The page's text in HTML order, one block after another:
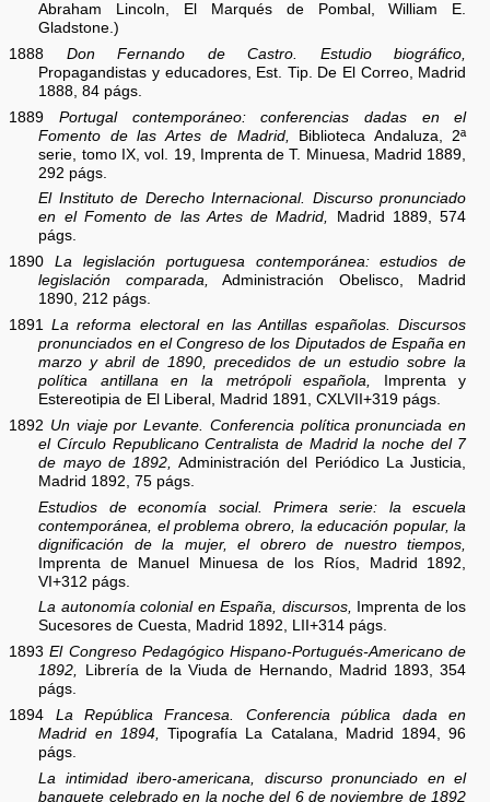
Abraham Lincoln, El Marqués de Pombal, William E.
Gladstone.)
1888 Don Fernando de Castro. Estudio biográfico,
Propagandistas y educadores, Est. Tip. De El Correo, Madrid
1888, 84 págs.
1889 Portugal contemporáneo: conferencias dadas en el
Fomento de las Artes de Madrid,
Biblioteca Andaluza, 2ª
serie, tomo IX, vol. 19, Imprenta de T. Minuesa, Madrid 1889,
292 págs.
El Instituto de Derecho Internacional. Discurso pronunciado
en el Fomento de las Artes de Madrid, Madrid 1889, 574
págs.
1890La legislación portuguesa contemporánea: estudios de
legislación comparada, Administración Obelisco, Madrid
1890, 212 págs.
1891La reforma electoral en las Antillas españolas. Discursos
pronunciados en el Congreso de los Diputados de España en
marzo y abril de 1890, precedidos de un estudio sobre la
política antillana en la metrópoli española,
Imprenta y
Estereotipia de El Liberal, Madrid 1891, CXLVII+319 págs.
1892 Un viaje por Levante. Conferencia política pronunciada en
el Círculo Republicano Centralista de Madrid la noche del 7
de mayo de 1892,
Administración del Periódico La Justicia,
Madrid 1892, 75 págs.
Estudios de economía social. Primera serie: la escuela
contemporánea, el problema obrero, la educación popular, la
dignificación de la mujer, el obrero de nuestro tiempos,
Imprenta de Manuel Minuesa de los Ríos, Madrid 1892,
VI+312 págs.
La autonomía colonial en España, discursos, Imprenta de los
Sucesores de Cuesta, Madrid 1892, LII+314 págs.
1893El Congreso Pedagógico Hispano-Portugués-Americano de
1892, Librería de la Viuda de Hernando, Madrid 1893, 354
págs.
1894 La República Francesa. Conferencia pública dada en
Madrid en 1894,
Tipografía La Catalana, Madrid 1894, 96
págs.
La intimidad ibero-americana, discurso pronunciado en el
banquete celebrado en la noche del 6 de noviembre de 1892